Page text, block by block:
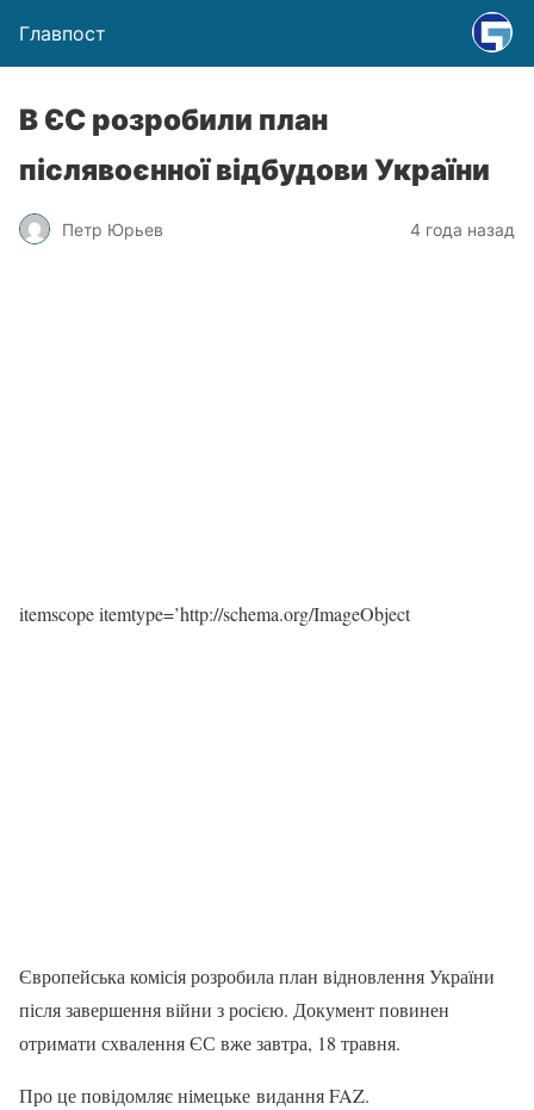
Главпост
В ЄС розробили план
післявоєнної відбудови України
Петр Юрьев 4 года назад
itemscope itemtype=’http://schema.org/ImageObject
Європейська комісія розробила план відновлення України
після завершення війни з росією. Документ повинен
отримати схвалення ЄС вже завтра, 18 травня.
Про це повідомляє німецьке видання FAZ.